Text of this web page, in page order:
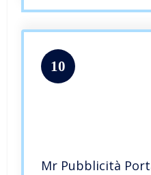
10
Mr Pubblicità